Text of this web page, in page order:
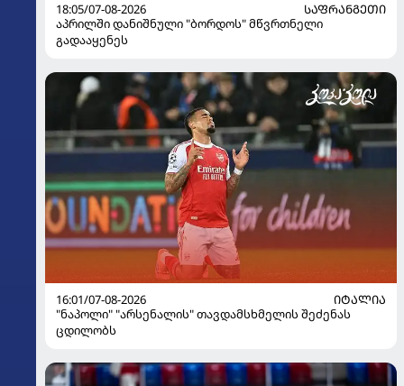
18:05/07-08-2026
ᲡᲐᲤᲠᲐᲜᲒᲔᲗᲘ
აპრილში დანიშნული "ბორდოს" მწვრთნელი
გადააყენეს
16:01/07-08-2026
ᲘᲢᲐᲚᲘᲐ
"ნაპოლი" "არსენალის" თავდამსხმელის შეძენას
ცდილობს